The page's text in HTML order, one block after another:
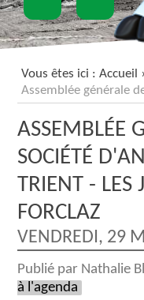
Vous êtes ici :Accueil
Assemblée générale
ASSEMBLÉE
SOCIÉTÉ
TRIENT - LES
FORCLAZ
VENDREDI, 29
Publié par Nathalie
à l'agenda